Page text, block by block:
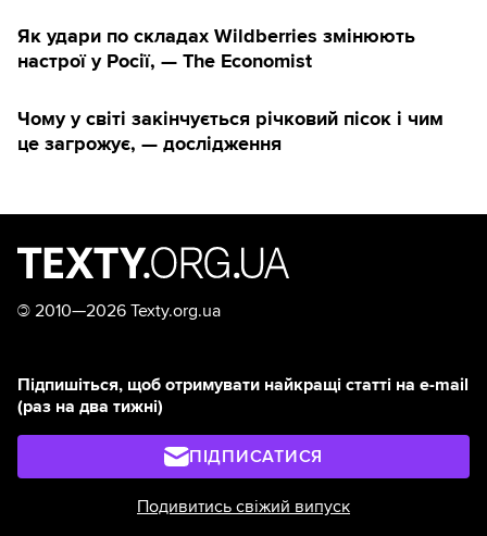
Як удари по складах Wildberries змінюють
настрої у Росії, — The Economist
Чому у світі закінчується річковий пісок і чим
це загрожує, — дослідження
© 2010—2026 Texty.org.ua
Підпишіться, щоб отримувати найкращі статті на e-mail
(раз на два тижні)
ПІДПИСАТИСЯ
Подивитись свіжий випуск